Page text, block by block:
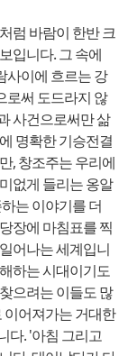
럼 바람이 한반 크
입니다. 그 속에
사이에 흐르는 강
로써 도드라지 않
사건으로써만 삶
명확한 기승전결
, 창조주는 우리에
없게 들리는 옹알
는 이야기를 더
장에 마침표를 찍
어나는 세계입니
하는 시대이기도
으려는 이들도 많
이어져가는 거대한
다. '아침 그리고